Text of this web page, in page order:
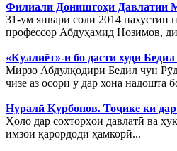
Филиали Донишгоҳи Давлатии
31-ум январи соли 2014
профессор Абдуҳамид Нозимов,
«Куллиёт»-и бо дасти худи
Мирзо Абдулқодири Бедил чун
чизе аз осори ӯ дар хона надошта
Нуралӣ Қурбонов. Тоҷике ки
Ҳоло дар сохторҳои давлатӣ ва
имзои қарордоди ҳамкорӣ...